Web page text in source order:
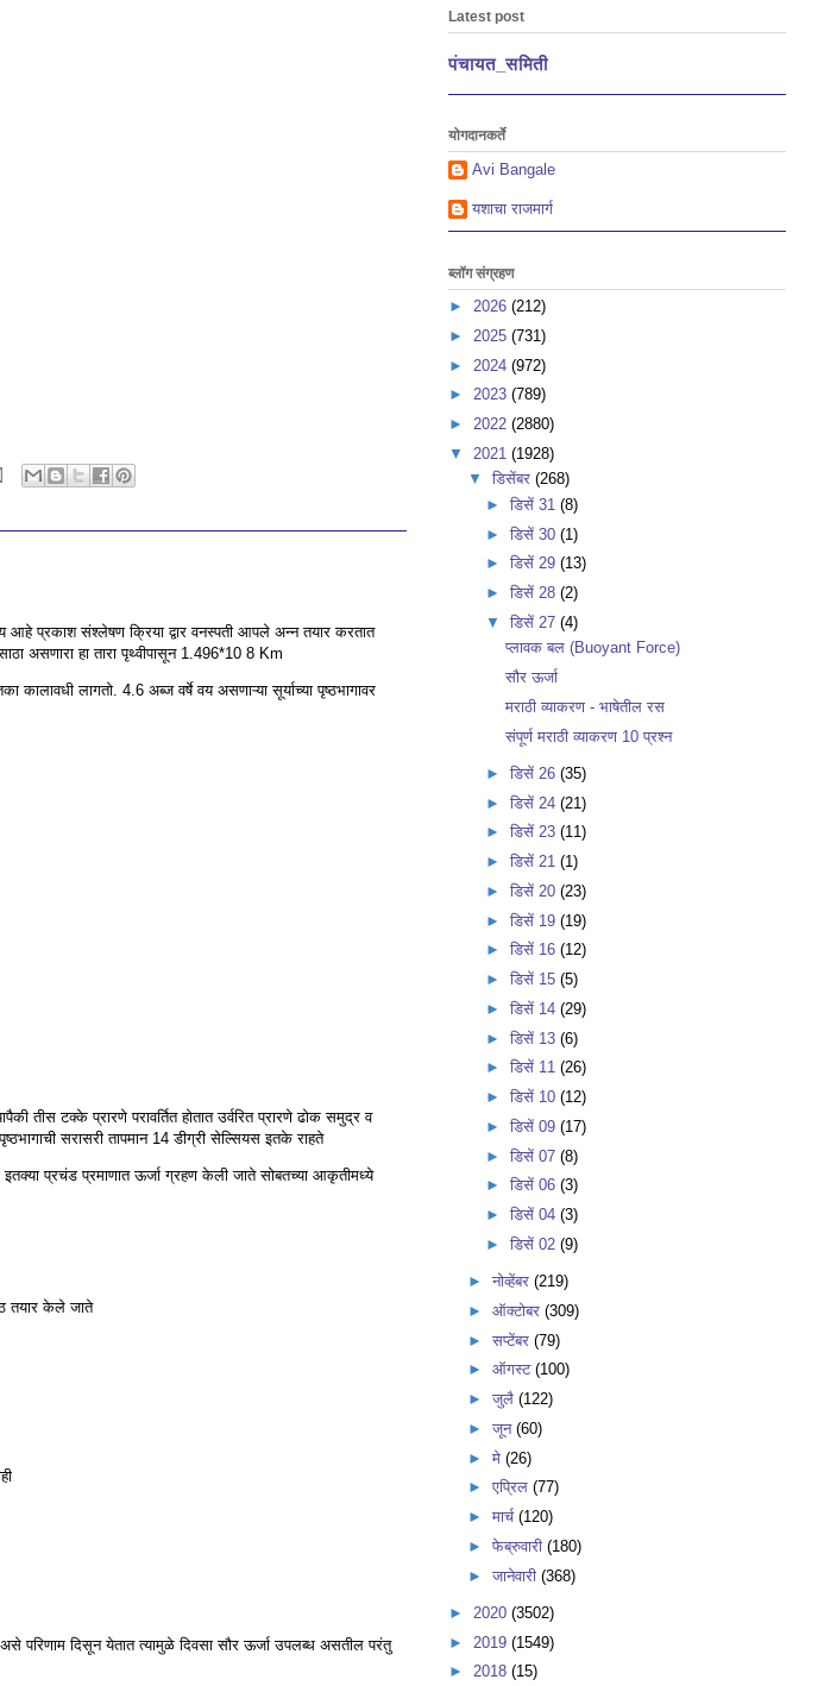
आहे प्रकाश संश्‍लेषण क्रिया द्वार वनस्पती आपले अन्न तयार करतात
असणारा हा तारा पृथ्वीपासून 1.496*10 8 Km
कालावधी लागतो. 4.6 अब्ज वर्षे वय असणाऱ्या सूर्याच्या पृष्ठभागावर
तीस टक्के प्रारणे परावर्तित होतात उर्वरित प्रारणे ढोक समुद्र व
सरासरी तापमान 14 डीग्री सेल्सियस इतके राहते
प्रचंड प्रमाणात ऊर्जा ग्रहण केली जाते सोबतच्या आकृतीमध्ये
तयार केले जाते
परिणाम दिसून येतात त्यामुळे दिवसा सौर ऊर्जा उपलब्ध असतील परंतु
Latest post
पंचायत_समिती
योगदानकर्ते
Avi Bangale
यशाचा राजमार्ग
ब्लॉग संग्रहण
► 2026 (212)
► 2025 (731)
► 2024 (972)
► 2023 (789)
► 2022 (2880)
▼ 2021 (1928)
▼ डिसेंबर (268)
►डिसें 31(8)
►डिसें 30(1)
►डिसें 29(13)
►डिसें 28(2)
▼डिसें 27(4)
प्लावक बल (Buoyant Force)
सौर ऊर्जा
मराठी व्याकरण - भाषेतील रस
संपूर्ण मराठी व्याकरण 10 प्रश्न
►डिसें 26(35)
►डिसें 24(21)
►डिसें 23(11)
►डिसें 21(1)
►डिसें 20(23)
►डिसें 19(19)
►डिसें 16(12)
►डिसें 15(5)
►डिसें 14(29)
►डिसें 13(6)
►डिसें 11(26)
►डिसें 10(12)
►डिसें 09(17)
►डिसें 07(8)
►डिसें 06(3)
►डिसें 04(3)
►डिसें 02(9)
► नोव्हेंबर (219)
► ऑक्टोबर (309)
► सप्टेंबर (79)
► ऑगस्ट (100)
► जुलै (122)
► जून (60)
► मे (26)
► एप्रिल (77)
► मार्च (120)
► फेब्रुवारी (180)
► जानेवारी (368)
► 2020 (3502)
► 2019 (1549)
► 2018 (15)